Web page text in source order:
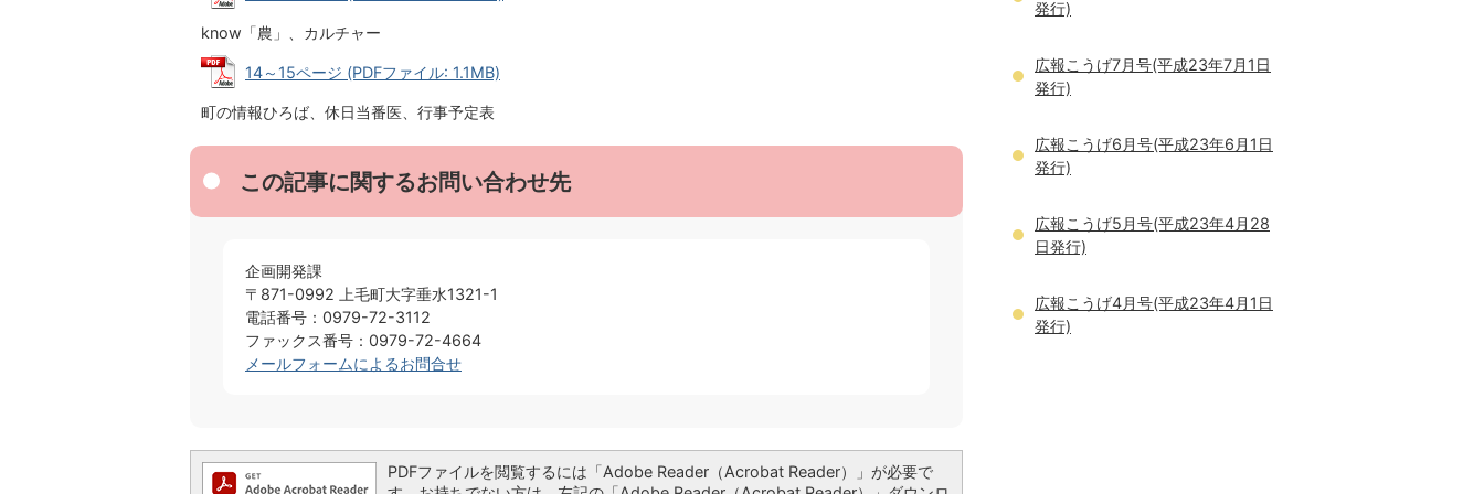
know「農」、カルチャー
14～15ページ (PDFファイル: 1.1MB)
町の情報ひろば、休日当番医、行事予定表
この記事に関するお問い合わせ先
企画開発課
〒871-0992 上毛町大字垂水1321-1
電話番号：0979-72-3112
ファックス番号：0979-72-4664
メールフォームによるお問合せ
PDFファイルを閲覧するには「Adobe Reader（Acrobat Reader）」が必要で
発行)
広報こうげ7月号(平成23年7月1日
発行)
広報こうげ6月号(平成23年6月1日
発行)
広報こうげ5月号(平成23年4月28
日発行)
広報こうげ4月号(平成23年4月1日
発行)